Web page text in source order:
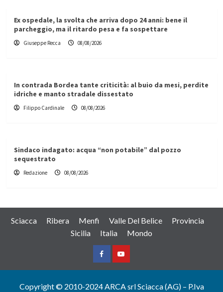
Ex ospedale, la svolta che arriva dopo 24 anni: bene il
parcheggio, ma il ritardo pesa e fa sospettare
Giuseppe Recca 08/08/2026
In contrada Bordea tante criticità: al buio da mesi, perdite
idriche e manto stradale dissestato
Filippo Cardinale 08/08/2026
Sindaco indagato: acqua “non potabile” dal pozzo
sequestrato
Redazione 08/08/2026
Sciacca Ribera Menfi Valle Del Belice
Provincia
Sicilia
Italia Mondo
FacebookYountube
Copyright © 2010-2024 ARCA srl Sciacca (AG) – P.Iva